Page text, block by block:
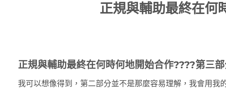
正規與輔助最終在何
正規與輔助最終在何時何地開始合作????第三
我可以想像得到，第二部分並不是那麼容易理解，我會用我